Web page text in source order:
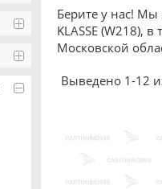
Берите у нас! Мы
KLASSE (W218),
Московской
Выведено 1-12